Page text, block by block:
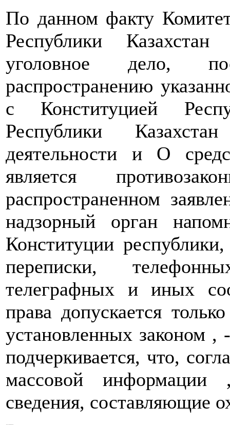
По данном факту
Республики
уголовное дело,
распространению
с Конституцией
Республики
деятельности и О
является
распространенном
надзорный орган
Конституции
переписки,
телеграфных и иных
права допускается
установленных законом ,
подчеркивается, что,
массовой
сведения, составляющие